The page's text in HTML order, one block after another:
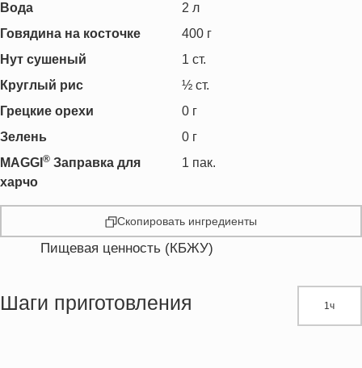
Вода 2 л
Говядина на косточке
400 г
Нут сушеный
1 ст.
Круглый рис
½ ст.
Грецкие орехи
0 г
Зелень
0 г
MAGGI ® Заправка для
харчо
1 пак.
Скопировать ингредиенты
Пищевая ценность (КБЖУ)
Жиры
Шаги приготовления 1ч